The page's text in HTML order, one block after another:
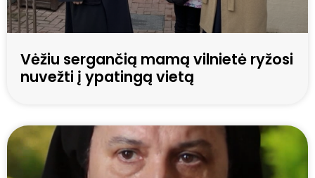
Vėžiu sergančią mamą vilnietė ryžosi
nuvežti į ypatingą vietą